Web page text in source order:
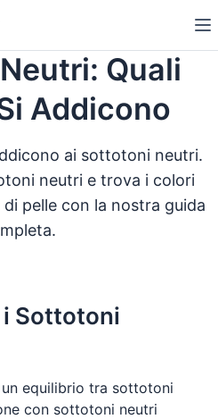
Quali
Addicono
ai sottotoni neutri.
neutri e trova i colori
pelle con la nostra guida
i Sottotoni
equilibrio tra sottotoni
con sottotoni neutri